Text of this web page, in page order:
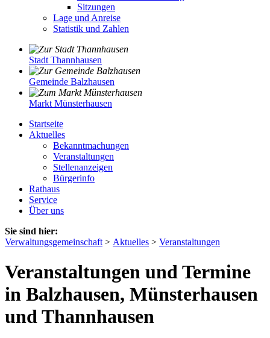
Sitzungen
Lage und Anreise
Statistik und Zahlen
Stadt Thannhausen
Gemeinde Balzhausen
Markt Münsterhausen
Startseite
Aktuelles
Bekanntmachungen
Veranstaltungen
Stellenanzeigen
Bürgerinfo
Rathaus
Service
Über uns
Sie sind hier:
Verwaltungsgemeinschaft > Aktuelles > Veranstaltungen
Veranstaltungen und Termine
in Balzhausen, Münsterhausen
und Thannhausen